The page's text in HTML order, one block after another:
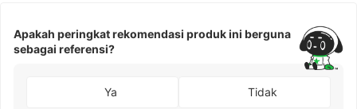
Apakah peringkat rekomendasi produk ini berguna
sebagai referensi?
Ya Tidak